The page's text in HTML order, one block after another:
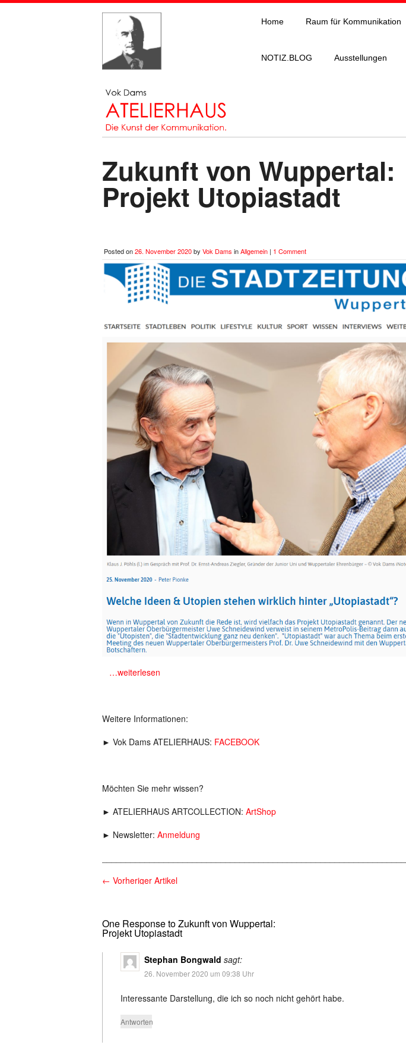
Home Raum für Kommunikation
NOTIZ.BLOG Ausstellungen
Zukunft von Wuppertal:
Projekt Utopiastadt
Posted on26. November 2020by Vok Dams inAllgemein | 1 Comment
…weiterlesen
Weitere Informationen:
► Vok Dams ATELIERHAUS: FACEBOOK
Möchten Sie mehr wissen?
► ATELIERHAUS ARTCOLLECTION: ArtShop
► Newsletter: Anmeldung
← Vorheriger Artikel
One Response to Zukunft von Wuppertal:
Projekt Utopiastadt
Stephan Bongwald sagt:
26. November 2020 um 09:38 Uhr
Interessante Darstellung, die ich so noch nicht gehört habe.
Antworten